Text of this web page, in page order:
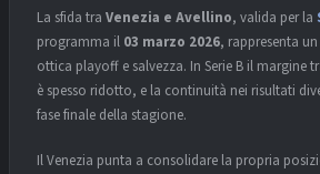
La sfida tra Venezia e Avellino, valida per la
programma il 03 marzo 2026, rappresenta
ottica playoff e salvezza. In Serie B il margine
è spesso ridotto, e la continuità nei risultati
fase finale della stagione.
Il Venezia punta a consolidare la propria